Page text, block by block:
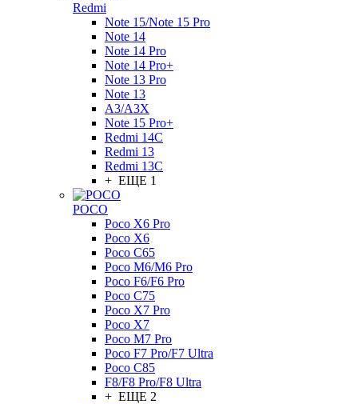
Redmi
Note 15/Note 15 Pro
Note 14
Note 14 Pro
Note 14 Pro+
Note 13 Pro
Note 13
A3/A3X
Note 15 Pro+
Redmi 14C
Redmi 13
Redmi 13C
+ ЕЩЕ 1
POCO
Poco X6 Pro
Poco X6
Poco C65
Poco M6/M6 Pro
Poco F6/F6 Pro
Poco C75
Poco X7 Pro
Poco X7
Poco M7 Pro
Poco F7 Pro/F7 Ultra
Poco C85
F8/F8 Pro/F8 Ultra
+ ЕЩЕ 2